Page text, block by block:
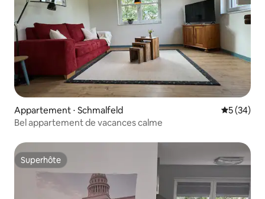
Appartement ⋅ Schmalfeld
5 (34)
Bel appartement de vacances calme
Superhôte
Superhôte